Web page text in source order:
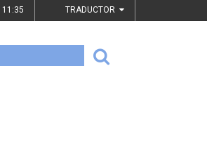
11:35 TRADUCTOR